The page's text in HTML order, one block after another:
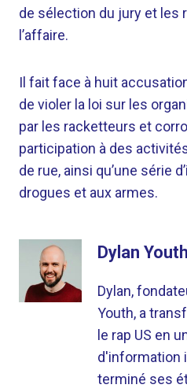
de sélection du jury et les
l’affaire.
Il fait face à huit
de violer la loi sur les
par les racketteurs et
participation à des
de rue, ainsi qu’une série
drogues et aux armes.
Dylan Youth
Dylan,
Youth, a
le rap US en
d'information
terminé ses